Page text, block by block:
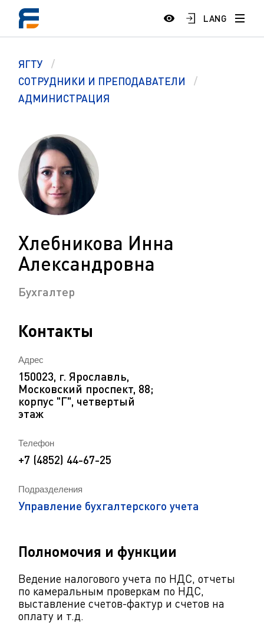
LANG
ЯГТУ
СОТРУДНИКИ И ПРЕПОДАВАТЕЛИ
АДМИНИСТРАЦИЯ
Хлебникова Инна
Александровна
Бухгалтер
Подразделения
Управление бухгалтерского учета
Полномочия и функции
Ведение налогового учета по НДС, отчеты
по камеральным проверкам по НДС,
выставление счетов-фактур и счетов на
оплату и т.д.
Контакты
Адрес
150023, г. Ярославль,
Московский проспект, 88;
корпус "Г", четвертый
этаж
Телефон
+7 (4852) 44-67-25